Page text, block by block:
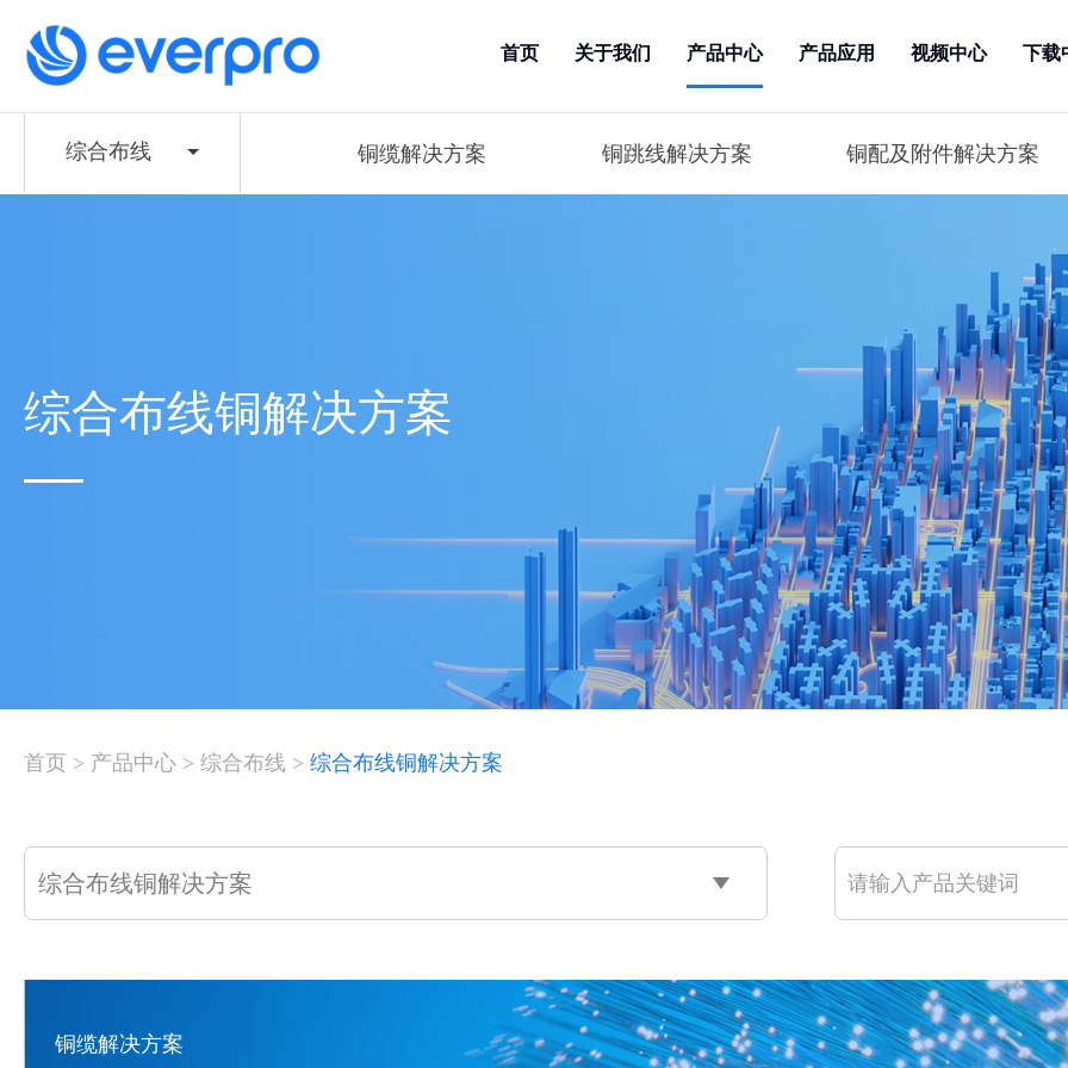
首页 关于我们 产品中心 产品应用 视频中心 下载
综合布线 铜缆解决方案 铜跳线解决方案 铜配及附件解决方案
综合布线铜解决方案
首页 > 产品中心 > 综合布线 > 综合布线铜解决方案
综合布线铜解决方案
铜缆解决方案